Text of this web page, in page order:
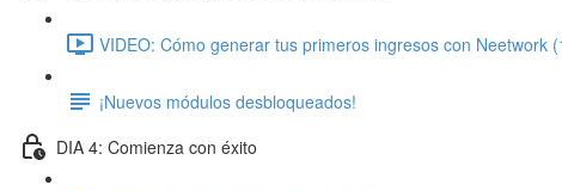
VIDEO: Cómo generar tus primeros ingresos con Neetwork
¡Nuevos módulos desbloqueados!
DIA 4: Comienza con éxito